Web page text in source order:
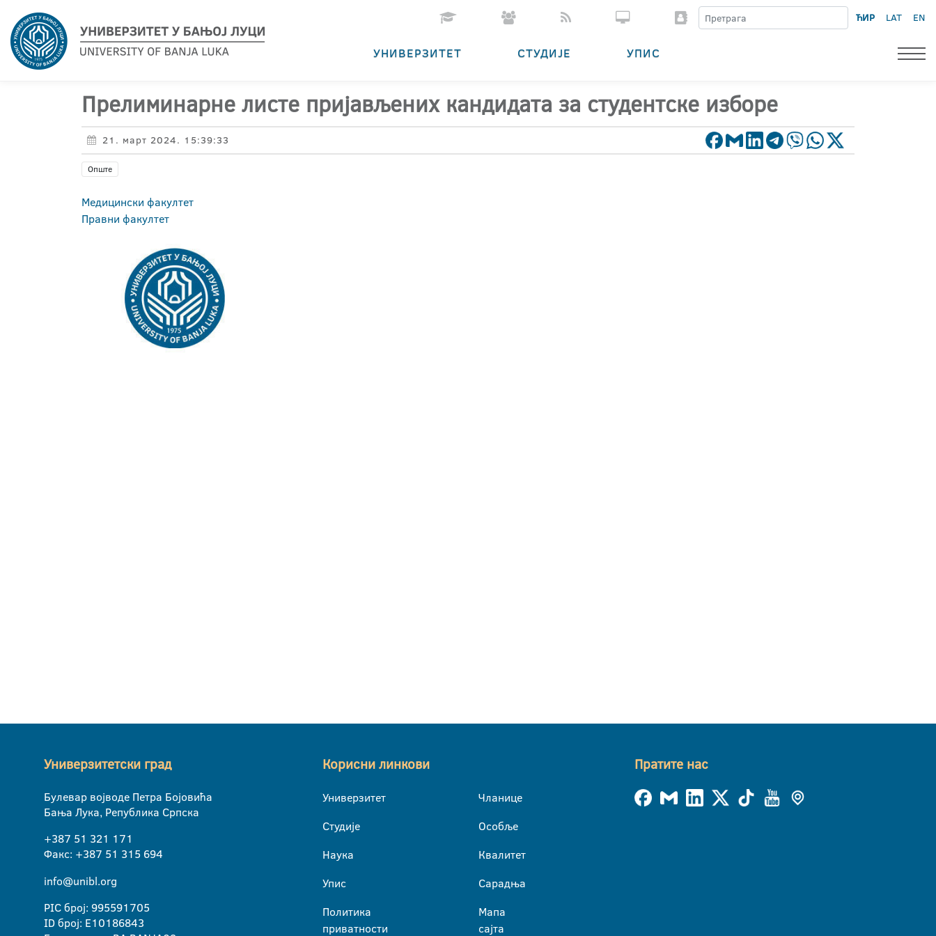
ЋИР LAT EN
УНИВЕРЗИТЕТ СТУДИЈЕ УПИС
Прелиминарне листе пријављених кандидата за студентске изборе
21. март 2024. 15:39:33
Опште
Медицински факултет
Правни факултет
Универзитетски град
Булевар војводе Петра Бојовића
Бања Лука, Република Српска
+387 51 321 171
Факс: +387 51 315 694
info@unibl.org
PIC број: 995591705
ID број: E10186843
Корисни линкови
Универзитет
Студије
Наука
Упис
Политика
приватности
Чланице
Особље
Квалитет
Сарадња
Мапа
сајта
Пратите нас